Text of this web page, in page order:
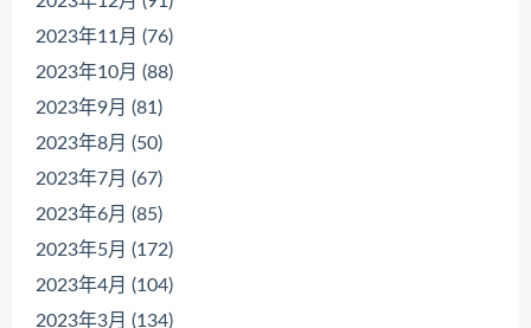
2023年11月 (76)
2023年10月 (88)
2023年9月 (81)
2023年8月 (50)
2023年7月 (67)
2023年6月 (85)
2023年5月 (172)
2023年4月 (104)
2023年3月 (134)